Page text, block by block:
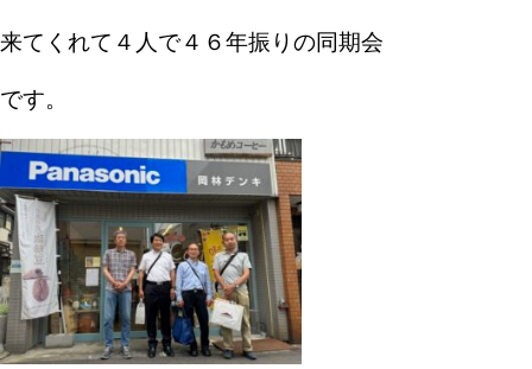
来てくれて４人で４６年振りの同期会
です。